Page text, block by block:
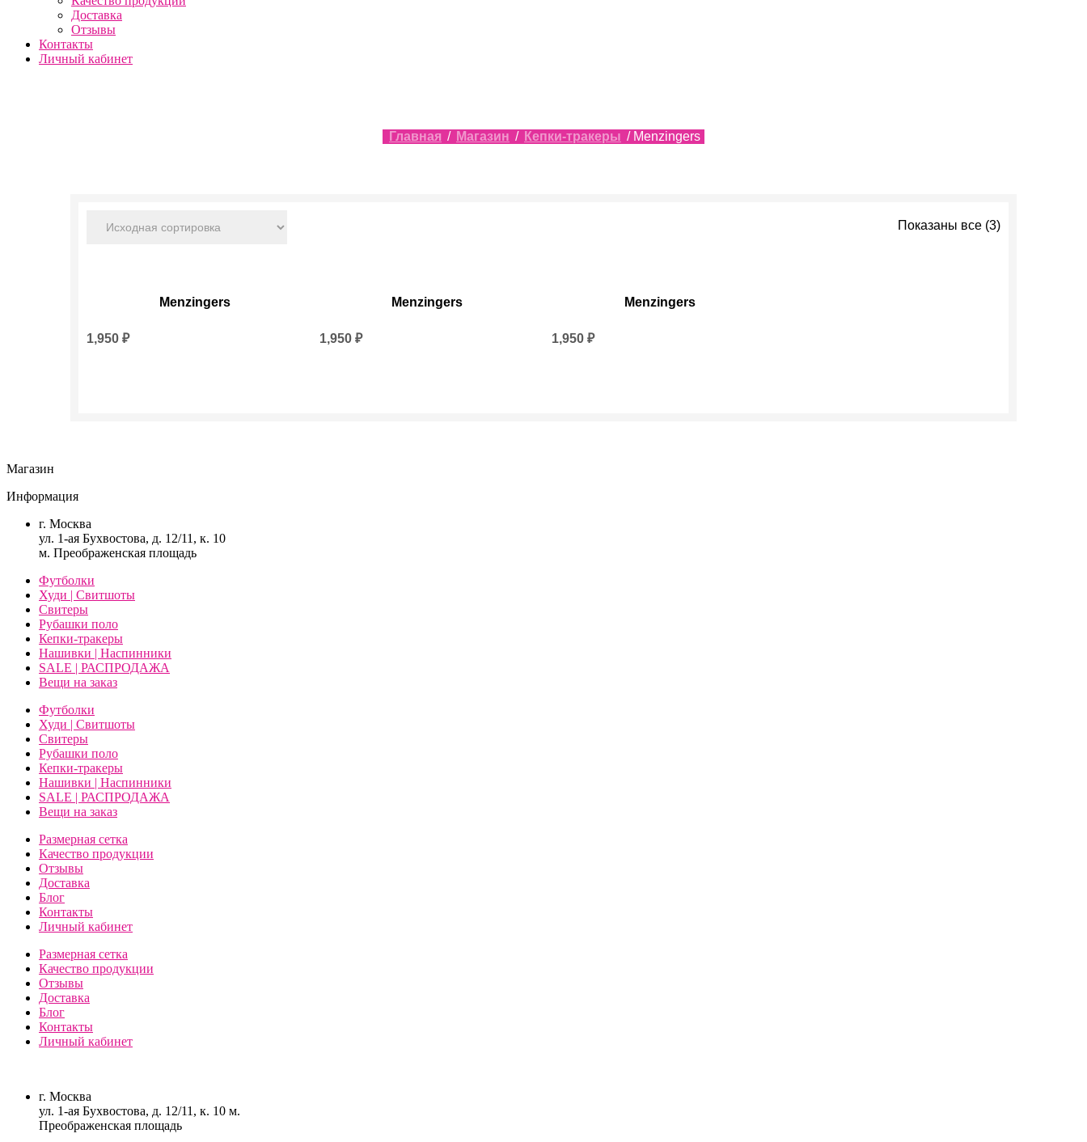
Доставка
Отзывы
Контакты
Личный кабинет
Главная / Магазин / Кепки-тракеры / Menzingers
Показаны все (3)
Menzingers
1,950 ₽
Menzingers
1,950 ₽
Menzingers
1,950 ₽
Магазин
Информация
г. Москва
ул. 1-ая Бухвостова, д. 12/11, к. 10
м. Преображенская площадь
Футболки
Худи | Свитшоты
Свитеры
Рубашки поло
Кепки-тракеры
Нашивки | Наспинники
SALE | РАСПРОДАЖА
Вещи на заказ
Футболки
Худи | Свитшоты
Свитеры
Рубашки поло
Кепки-тракеры
Нашивки | Наспинники
SALE | РАСПРОДАЖА
Вещи на заказ
Размерная сетка
Качество продукции
Отзывы
Доставка
Блог
Контакты
Личный кабинет
Размерная сетка
Качество продукции
Отзывы
Доставка
Блог
Контакты
Личный кабинет
г. Москва
ул. 1-ая Бухвостова, д. 12/11, к. 10 м.
Преображенская площадь